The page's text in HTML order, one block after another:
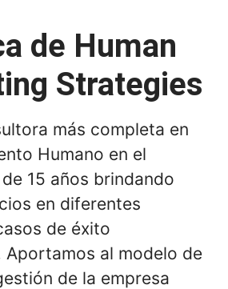
de Human
Strategies
más completa en
Humano en el
15 años brindando
en diferentes
de éxito
al modelo de
de la empresa